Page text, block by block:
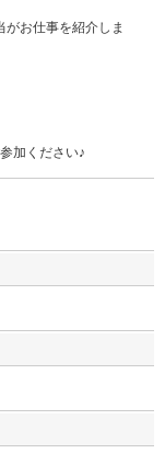
お仕事を紹介しま
加ください♪